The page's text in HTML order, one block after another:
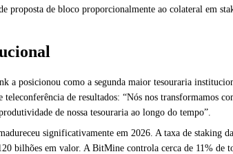
proposta de bloco proporcionalmente ao colateral em
a posicionou como a segunda maior tesouraria
de resultados: “Nós nos transformamos
de nossa tesouraria ao longo do tempo”.
significativamente em 2026. A taxa de
bilhões em valor. A BitMine controla cerca de 11%